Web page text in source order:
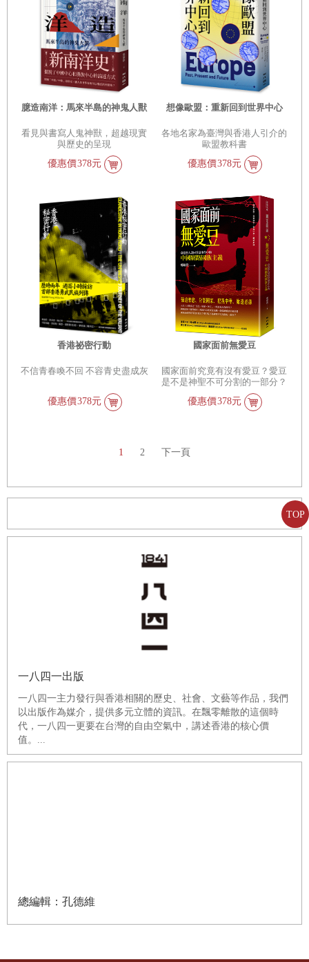
TOP
臆造南洋：馬來半島的神鬼人獸
看見與書寫人鬼神獸，超越現實
與歷史的呈現
優惠價378元
想像歐盟：重新回到世界中心
各地名家為臺灣與香港人引介的
歐盟教科書
優惠價378元
香港祕密行動
不信青春喚不回 不容青史盡成灰
優惠價378元
國家面前無愛豆
國家面前究竟有沒有愛豆？愛豆
是不是神聖不可分割的一部分？
優惠價378元
1 2 下一頁
一八四一出版
一八四一主力發行與香港相關的歷史、社會、文藝等作品，我們
以出版作為媒介，提供多元立體的資訊。在飄零離散的這個時
代，一八四一更要在台灣的自由空氣中，講述香港的核心價
值。...
總編輯：孔德維